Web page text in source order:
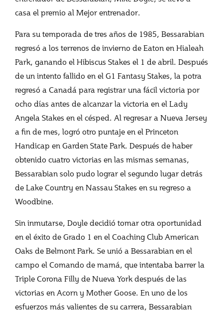
casa el premio al Mejor entrenador.
Para su temporada de tres años de 1985, Bessarabian
regresó a los terrenos de invierno de Eaton en Hialeah
Park, ganando el Hibiscus Stakes el 1 de abril. Después
de un intento fallido en el G1 Fantasy Stakes, la potra
regresó a Canadá para registrar una fácil victoria por
ocho días antes de alcanzar la victoria en el Lady
Angela Stakes en el césped. Al regresar a Nueva Jersey
a fin de mes, logró otro puntaje en el Princeton
Handicap en Garden State Park. Después de haber
obtenido cuatro victorias en las mismas semanas,
Bessarabian solo pudo lograr el segundo lugar detrás
de Lake Country en Nassau Stakes en su regreso a
Woodbine.
Sin inmutarse, Doyle decidió tomar otra oportunidad
en el éxito de Grado 1 en el Coaching Club American
Oaks de Belmont Park. Se unió a Bessarabian en el
campo el Comando de mamá, que intentaba barrer la
Triple Corona Filly de Nueva York después de las
victorias en Acorn y Mother Goose. En uno de los
esfuerzos más valientes de su carrera, Bessarabian